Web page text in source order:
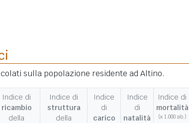
sulla popolazione residente ad Altino.
Indice di
ricambio
della
Indice di
struttura
della
Indice
di
carico
Indice
di
natalità
Indice di
mortalità
(x 1.000 ab.)